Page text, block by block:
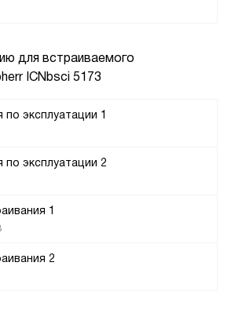
для встраиваемого
ICNbsci 5173
по эксплуатации 1
по эксплуатации 2
1
2